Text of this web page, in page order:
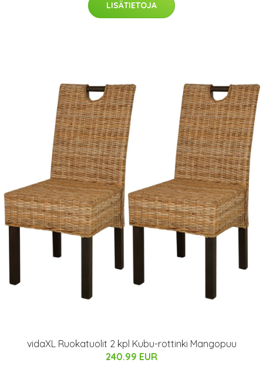
LISÄTIETOJA
vidaXL Ruokatuolit 2 kpl Kubu-rottinki Mangopuu
240.99 EUR